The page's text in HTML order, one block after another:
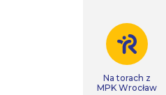
Na torach z
MPK Wrocław